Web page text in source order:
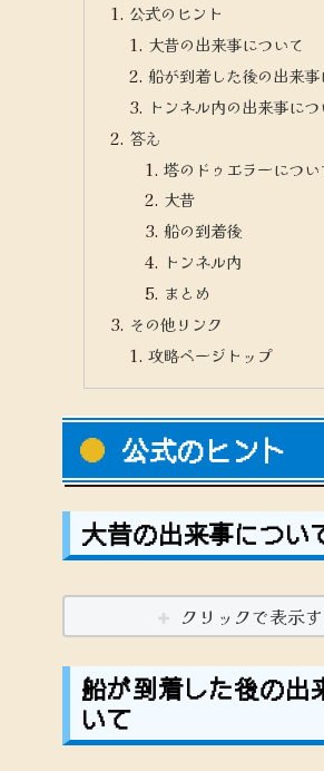
公式のヒント
大昔の出来事について
船が到着した後の出来事
トンネル内の出来事につ
答え
塔のドゥエラーについ
大昔
船の到着後
トンネル内
まとめ
その他リンク
攻略ページトップ
公式のヒント
大昔の出来事につい
クリックで表示
船が到着した後の出
いて